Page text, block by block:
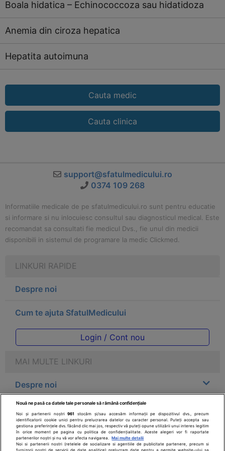
Boala hidatica – Echinococcoza sau hidatidoza
Anemia din ciroza hepatica
Hepatita autoimuna
Cauta medic
Cauta clinica
support@sfatulmedicului.ro
0374 109 268
Informatiile medicale de pe sfatulmedicului.ro sunt pentru educatie
si informare si nu inlocuiesc consultul sau diagnosticul medical. Este
recomandat sa consultati fie medicul Dvs., fie unul din medicii
disponibili in sistemul de programare la medic Clickmed.
LINKURI RAPIDE
Despre noi
Cum te ajuta SfatulMedicului
Login / Cont nou
MAI MULTE LINKURI
Despre noi
Legal
Drepturile consumatorului
Nouă ne pasă ca datele tale personale să rămână confidențiale
Noi și partenerii noștri961
stocăm și/sau accesăm informații pe dispozitivul dvs., precum
identificatorii cookie unici pentru prelucrarea datelor cu caracter personal. Puteți accepta sau
gestiona preferințele dvs. făcând clic mai jos, respectiv vă puteți opune utilizării unui interes legitim
în orice moment pe pagina cu politica de confidențialitate. Aceste alegeri vor fi raportate
partenerilor noștri și nu vă vor afecta navigarea.
Mai multe detalii
Noi si partenerii nostri (retelele de socializare si agentiile de publicitate partenere, precum si
furnizorii nostri de servicii de date analitice) prelucram date pentru a permite website-ului sa